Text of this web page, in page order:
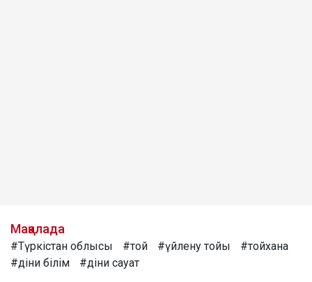
Мақалада
#Түркістан облысы #той #үйлену тойы
#тойхана
#діни білім
#діни сауат